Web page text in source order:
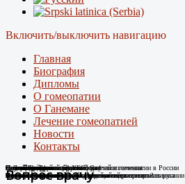
Включить/выключить навигацию
Главная
Биография
Дипломы
О гомеопатии
О Ганемане
Лечение гомеопатией
Новости
Контакты
Случай Вай-фай
Человек-антенна. Случай излечения.
Я не могу дышать без телефона!
Случай из практики
Новые препараты цифровой эры
Появились случаи плохого самочувствия при
Лечение цифровой зависимости
про игровую зависимость у детей и подростков
К Дню гомеопатии: факты о развитии гомеопатии в России
Остеоартроз.
Случай из практики.
Соли Шюсслера
Какими гомеопатическими средствами что лечить?
Склероатрофический лихен. Случай излечения
Лечение Крауроза вульвы гомеопатией
Случай диабета
Лечение гомеопатией
Новый штамм ковида ХЕС.
Внимание: пришел новый вирусный штамм коронавируса
Вопрос врачу